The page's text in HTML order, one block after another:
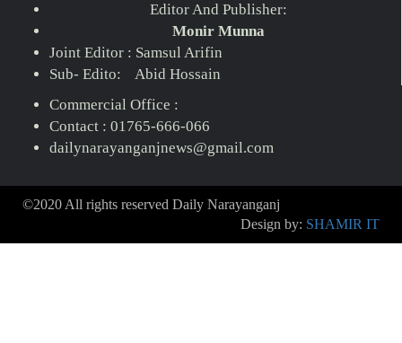
Editor And Publisher:
Monir Munna
Joint Editor : Samsul Arifin
Sub- Edito: Abid Hossain
Commercial Office :
Contact : 01765-666-066
dailynarayanganjnews@gmail.com
©2020 All rights reserved Daily Narayanganj
Design by: SHAMIR IT